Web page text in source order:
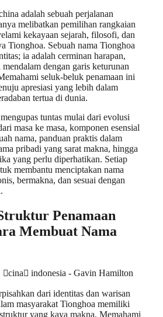
adalah sebuah perjalanan
melibatkan pemilihan rangkaian
kekayaan sejarah, filosofi, dan
Tionghoa. Sebuah nama Tionghoa
ia adalah cerminan harapan,
dengan garis keturunan
seluk-beluk penamaan ini
apresiasi yang lebih dalam
tertua di dunia.
tuntas mulai dari evolusi
masa ke masa, komponen esensial
nama, panduan praktis dalam
pribadi yang sarat makna, hingga
yang perlu diperhatikan. Setiap
membantu menciptakan nama
bermakna, dan sesuai dengan
Penamaan
Membuat Nama
dari identitas dan warisan
masyarakat Tionghoa memiliki
yang kaya makna. Memahami